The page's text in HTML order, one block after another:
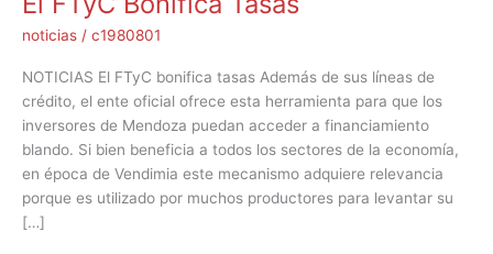
noticias / c1980801
NOTICIAS El FTyC bonifica tasas Además de sus líneas de
crédito, el ente oficial ofrece esta herramienta para que los
inversores de Mendoza puedan acceder a financiamiento
blando. Si bien beneficia a todos los sectores de la economía,
en época de Vendimia este mecanismo adquiere relevancia
porque es utilizado por muchos productores para levantar su
[…]